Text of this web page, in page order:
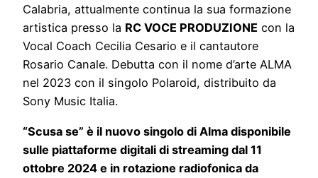
Calabria, attualmente continua la sua formazione
artistica presso la RC VOCE PRODUZIONE con la
Vocal Coach Cecilia Cesario e il cantautore
Rosario Canale. Debutta con il nome d’arte ALMA
nel 2023 con il singolo Polaroid, distribuito da
Sony Music Italia.
“Scusa se” è il nuovo singolo di Alma disponibile
sulle piattaforme digitali di streaming dal 11
ottobre 2024 e in rotazione radiofonica da